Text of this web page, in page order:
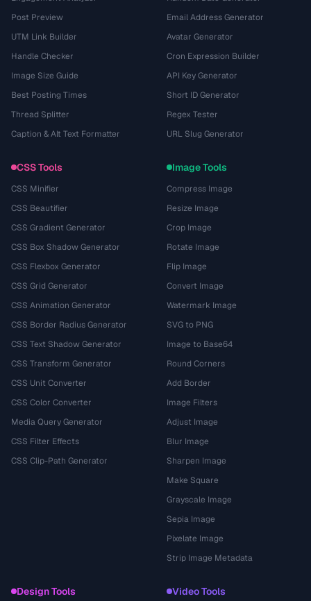
Post Preview
UTM Link Builder
Handle Checker
Image Size Guide
Best Posting Times
Thread Splitter
Caption & Alt Text Formatter
Email Address Generator
Avatar Generator
Cron Expression Builder
API Key Generator
Short ID Generator
Regex Tester
URL Slug Generator
CSS Tools
CSS Minifier
CSS Beautifier
CSS Gradient Generator
CSS Box Shadow Generator
CSS Flexbox Generator
CSS Grid Generator
CSS Animation Generator
CSS Border Radius Generator
CSS Text Shadow Generator
CSS Transform Generator
CSS Unit Converter
CSS Color Converter
Media Query Generator
CSS Filter Effects
CSS Clip-Path Generator
Image Tools
Compress Image
Resize Image
Crop Image
Rotate Image
Flip Image
Convert Image
Watermark Image
SVG to PNG
Image to Base64
Round Corners
Add Border
Image Filters
Adjust Image
Blur Image
Sharpen Image
Make Square
Grayscale Image
Sepia Image
Pixelate Image
Strip Image Metadata
Design Tools Video Tools